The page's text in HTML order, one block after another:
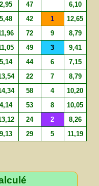
2,95 47 6,10
5,48 42 1 12,65
72 9 8,79
49 3 9,41
5,14 44 6 7,15
22 7 8,79
58 4 10,20
4,14 53 8 10,05
24 2 8,26
9,13 29 5 11,19